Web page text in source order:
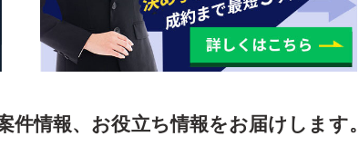
ント
情報、お役立ち情報をお届けします。